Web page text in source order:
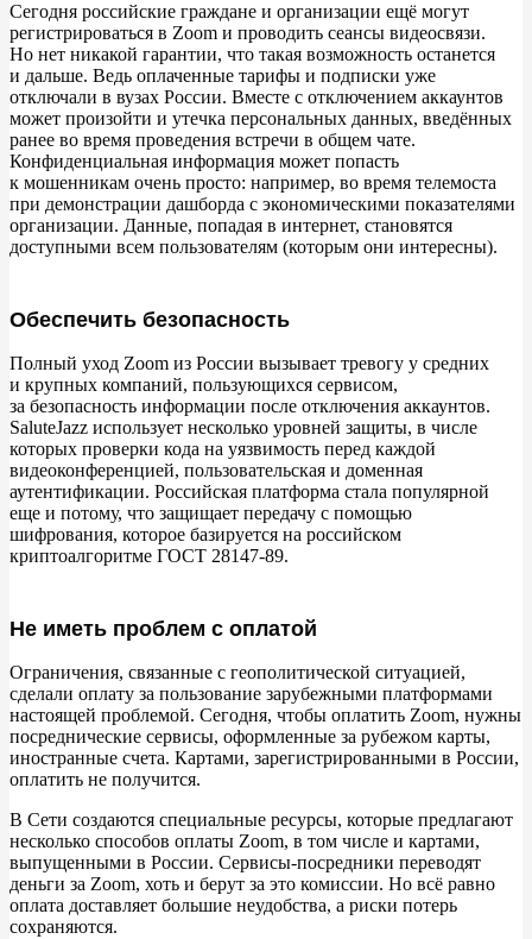
Особенности TrueConf
Сравнение с Zoom
Skype
Особенности Skype
Сравнение с Zoom
Особенности Pruffme
Сравнение с Zoom
VK Звонки
Особенности VK Звонков
Сравнение с Zoom
Особенности Видеозвонков Mail.ru
Сравнение с Zoom
Сравнение с Zoom
Контур.Толк
Сравнение с Zoom
Сегодня российские граждане и организации ещё могут
регистрироваться в Zoom и проводить сеансы видеосвязи.
Но нет никакой гарантии, что такая возможность останется
и дальше. Ведь оплаченные тарифы и подписки уже
отключали в вузах России. Вместе с отключением аккаунтов
может произойти и утечка персональных данных, введённых
ранее во время проведения встречи в общем чате.
Конфиденциальная информация может попасть
к мошенникам очень просто: например, во время телемоста
при демонстрации дашборда с экономическими показателями
организации. Данные, попадая в интернет, становятся
доступными всем пользователям (которым они интересны).
Обеспечить безопасность
Полный уход Zoom из России вызывает тревогу у средних
и крупных компаний, пользующихся сервисом,
за безопасность информации после отключения аккаунтов.
SaluteJazz использует несколько уровней защиты, в числе
которых проверки кода на уязвимость перед каждой
видеоконференцией, пользовательская и доменная
аутентификации. Российская платформа стала популярной
еще и потому, что защищает передачу с помощью
шифрования, которое базируется на российском
криптоалгоритме ГОСТ 28147-89.
Не иметь проблем с оплатой
Ограничения, связанные с геополитической ситуацией,
сделали оплату за пользование зарубежными платформами
настоящей проблемой. Сегодня, чтобы оплатить Zoom, нужны
посреднические сервисы, оформленные за рубежом карты,
иностранные счета. Картами, зарегистрированными в России,
оплатить не получится.
В Сети создаются специальные ресурсы, которые предлагают
несколько способов оплаты Zoom, в том числе и картами,
выпущенными в России. Сервисы-посредники переводят
деньги за Zoom, хоть и берут за это комиссии. Но всё равно
оплата доставляет большие неудобства, а риски потерь
сохраняются.